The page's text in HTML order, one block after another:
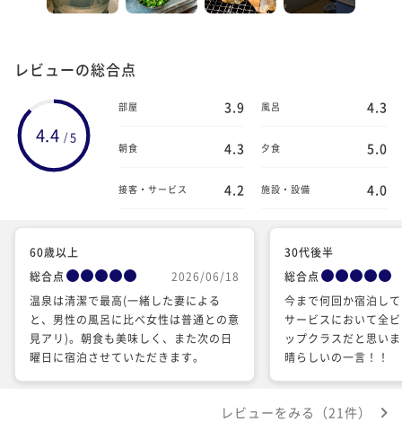
レビューの総合点
4.4 /5
部屋 3.9 風呂 4.3
朝食 4.3 夕食 5.0
接客・サービス 4.2 施設・設備 4.0
60歳以上
総合点
2026/06/18
温泉は清潔で最高(一緒した妻による
と、男性の風呂に比べ女性は普通との意
見アリ)。朝食も美味しく、また次の日
曜日に宿泊させていただきます。
30代後半
総合点
今まで何回か宿泊し
サービスにおいて全
ップクラスだと思い
晴らしいの一言！！
レビューをみる（21件）